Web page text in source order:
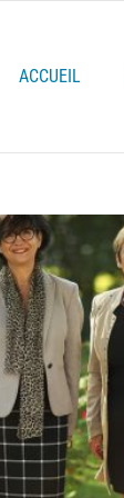
ACCUEIL